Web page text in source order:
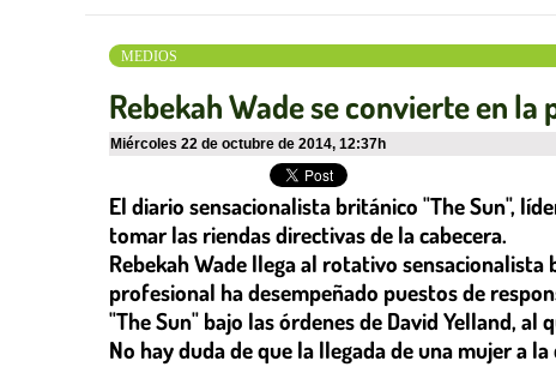
MEDIOS
Rebekah Wade se convierte en
miércoles 22 de octubre de 2014, 12:37h
El diario sensacionalista británico "The Sun",
tomar las riendas directivas de la cabecera.
Rebekah Wade llega al rotativo
profesional ha desempeñado puestos de
"The Sun" bajo las órdenes de David Yelland, al
No hay duda de que la llegada de una mujer a